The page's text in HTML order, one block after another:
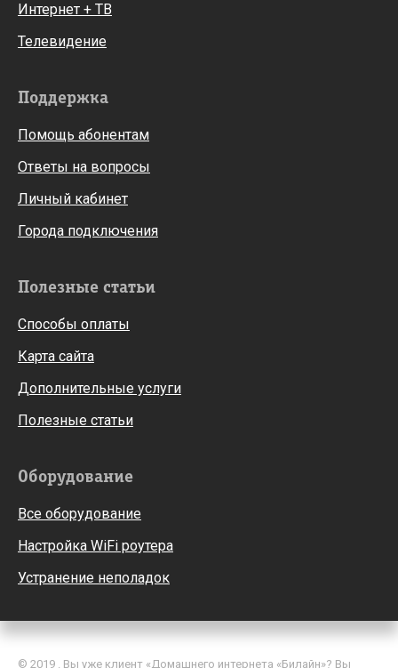
Интернет + ТВ
Телевидение
Поддержка
Помощь абонентам
Ответы на вопросы
Личный кабинет
Города подключения
Полезные статьи
Способы оплаты
Карта сайта
Дополнительные услуги
Полезные статьи
Оборудование
Все оборудование
Настройка WiFi роутера
Устранение неполадок
© 2019 . Вы уже клиент «Домашнего интернета «Билайн»? Вы